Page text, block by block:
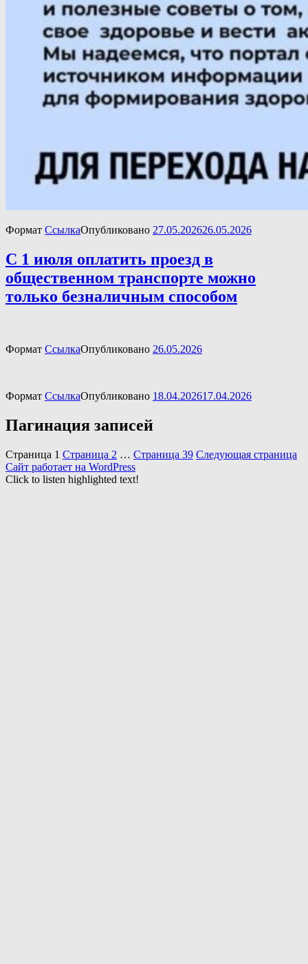
Формат СсылкаОпубликовано 27.05.202626.05.2026
С 1 июля оплатить проезд в
общественном транспорте можно
только безналичным способом
Формат СсылкаОпубликовано 26.05.2026
Формат СсылкаОпубликовано 18.04.202617.04.2026
Пагинация записей
Страница 1 Страница 2 … Страница 39 Следующая страница
Сайт работает на WordPress
Click to listen highlighted text!